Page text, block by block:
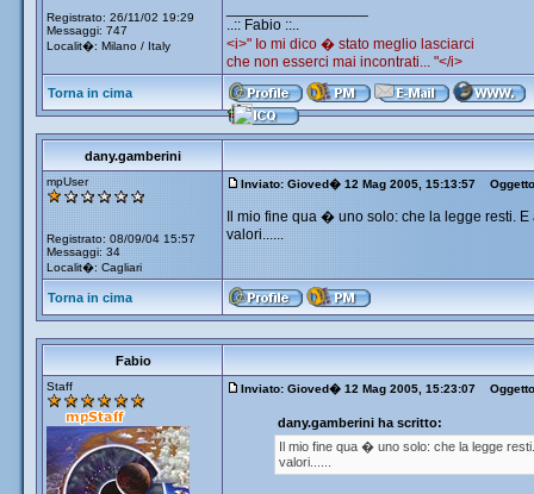
Registrato: 26/11/02 19:29
Messaggi: 747
Localit�: Milano / Italy
..:: Fabio ::..
<i>" Io mi dico � stato meglio lasciarci
che non esserci mai incontrati... "</i>
Torna in cima
dany.gamberini
mpUser
Registrato: 08/09/04 15:57
Messaggi: 34
Localit�: Cagliari
Inviato: Gioved� 12 Mag 2005, 15:13:57
Il mio fine qua � uno solo: che la legge resti.
valori......
Torna in cima
Fabio
Staff Inviato: Gioved� 12 Mag 2005, 15:23:07
dany.gamberini ha scritto:
Il mio fine qua � uno solo: che la legge
valori......